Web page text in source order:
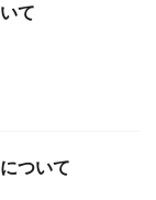
て
ついて